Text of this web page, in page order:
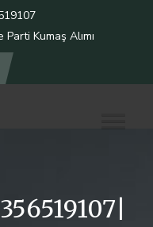
Kumaş Alımı